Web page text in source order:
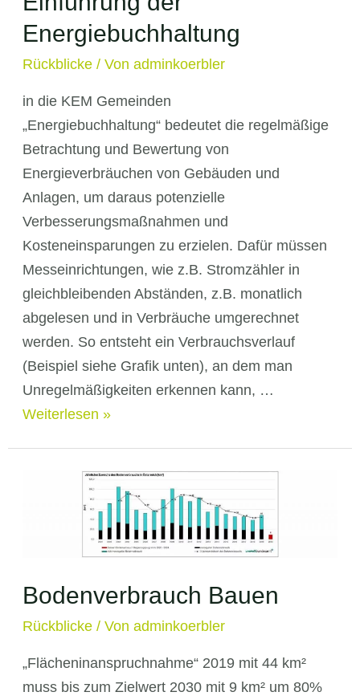
Energiebuchhaltung
Rückblicke/ Von adminkoerbler
in die KEM Gemeinden
„Energiebuchhaltung“ bedeutet die regelmäßige
Betrachtung und Bewertung von
Energieverbräuchen von Gebäuden und
Anlagen, um daraus potenzielle
Verbesserungsmaßnahmen und
Kosteneinsparungen zu erzielen. Dafür müssen
Messeinrichtungen, wie z.B. Stromzähler in
gleichbleibenden Abständen, z.B. monatlich
abgelesen und in Verbräuche umgerechnet
werden. So entsteht ein Verbrauchsverlauf
(Beispiel siehe Grafik unten), an dem man
Unregelmäßigkeiten erkennen kann, …
Einführung
Weiterlesen »
Bodenverbrauch Bauen
Rückblicke/ Von adminkoerbler
„Flächeninanspruchnahme“ 2019 mit 44 km²
muss bis zum Zielwert 2030 mit 9 km² um 80%